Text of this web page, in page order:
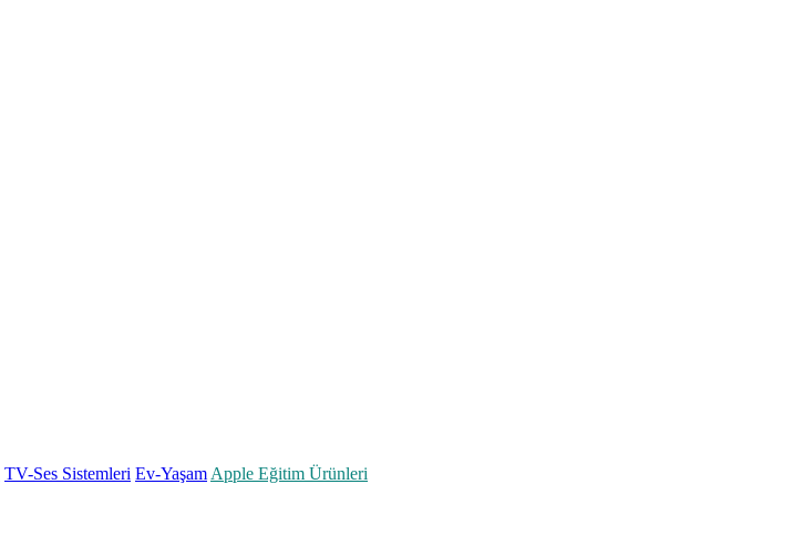
TV-Ses Sistemleri Ev-Yaşam Apple Eğitim Ürünleri